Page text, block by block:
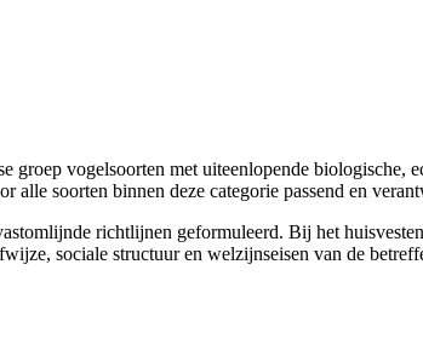
groep vogelsoorten met uiteenlopende
alle soorten binnen deze categorie passend en
richtlijnen geformuleerd. Bij het
sociale structuur en welzijnseisen van de